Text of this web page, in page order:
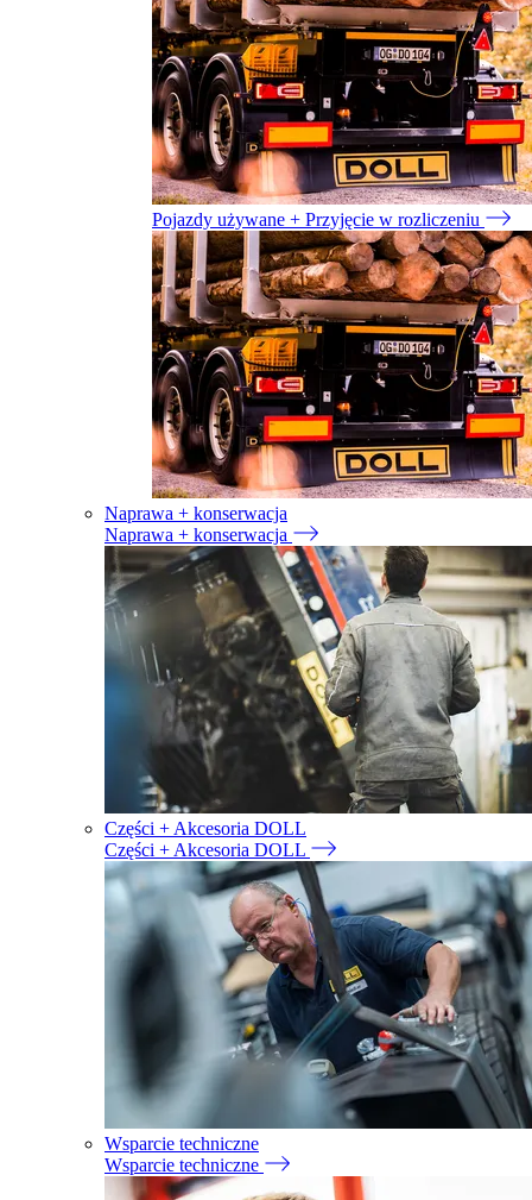
Pojazdy używane + Przyjęcie w rozliczeniu
Naprawa + konserwacja
Naprawa + konserwacja
Części + Akcesoria DOLL
Części + Akcesoria DOLL
Wsparcie techniczne
Wsparcie techniczne